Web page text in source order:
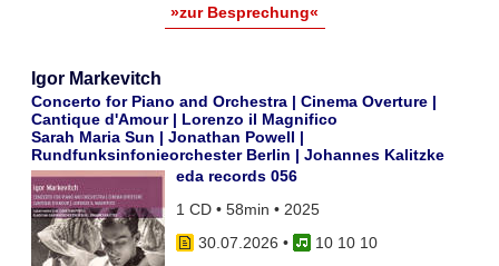
»zur Besprechung«
Igor Markevitch
Concerto for Piano and Orchestra | Cinema Overture |
Cantique d'Amour | Lorenzo il Magnifico
Sarah Maria Sun | Jonathan Powell |
Rundfunksinfonieorchester Berlin | Johannes Kalitzke
eda records 056
1 CD • 58min • 2025
30.07.2026 •
10 10 10